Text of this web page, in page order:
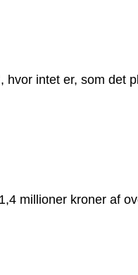
hvor intet er, som det
millioner kroner af